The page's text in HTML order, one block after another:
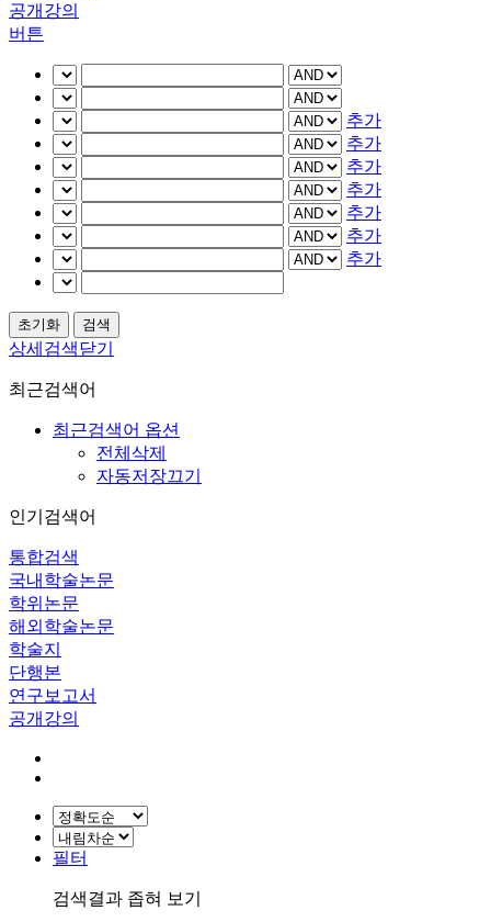
공개강의
버튼
추가
추가
추가
추가
추가
추가
추가
상세검색닫기
최근검색어
최근검색어 옵션
전체삭제
자동저장끄기
인기검색어
통합검색
국내학술논문
학위논문
해외학술논문
학술지
단행본
연구보고서
공개강의
필터
검색결과 좁혀 보기